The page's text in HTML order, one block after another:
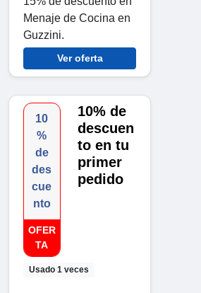
Menaje de Cocina en
Guzzini.
Ver oferta
10
%
de
des
cue
nto
OFER
TA
Usado 1 veces
10% de
descuen
to en tu
primer
pedido